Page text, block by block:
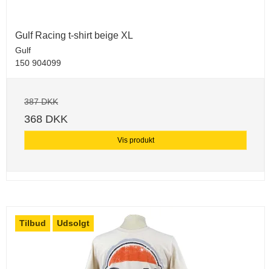
Gulf Racing t-shirt beige XL
Gulf
150 904099
387 DKK
368 DKK
Vis produkt
Tilbud Udsolgt